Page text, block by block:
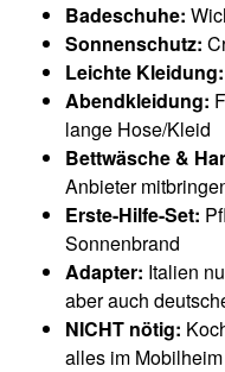
Badeschuhe:
Sonnenschutz:
Leichte Kleidung:
Abendkleidung:
lange Hose/Kleid
Bettwäsche &
Anbieter
Erste-Hilfe-Set:
Sonnenbrand
Adapter: Italien
aber auch
NICHT nötig:
alles im